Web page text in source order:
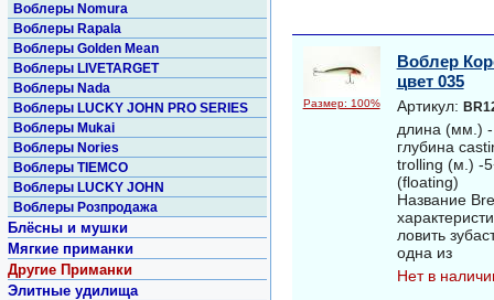
Размер: 100%
Воблер
цвет 035
Артикул:
длина (мм.) -
глубина
trolling (м.) -
(floating)
Название
ловить
одна из
Нет в
Воблеры Nomura
Воблеры Rapala
Воблеры Golden Mean
Воблеры LIVETARGET
Воблеры Nada
Воблеры LUCKY JOHN PRO SERIES
Воблеры Mukai
Воблеры Nories
Воблеры TIEMCO
Воблеры LUCKY JOHN
Воблеры Розпродажа
Блёсны и мушки
Мягкие приманки
Другие Приманки
Элитные удилища